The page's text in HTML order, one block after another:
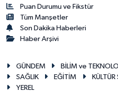
Puan Durumu ve Fikstür
Tüm Manşetler
Son Dakika Haberleri
Haber Arşivi
GÜNDEM BİLİM ve
SAĞLIK
EĞİTİM
YEREL